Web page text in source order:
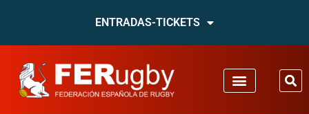
ENTRADAS-TICKETS